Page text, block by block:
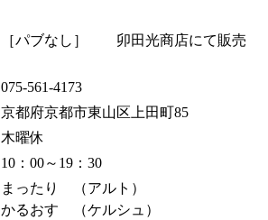
［パブなし］ 卯田光商店にて販売
075-561-4173
京都府京都市東山区上田町85
木曜休
10：00～19：30
まったり （アルト）
かるおす （ケルシュ）